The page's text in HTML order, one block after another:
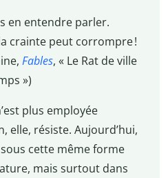
en entendre parler.
crainte peut corrompre !
Fables, « Le Rat de ville
»)
plus employée
elle, résiste. Aujourd’hui,
cette même forme
mais surtout dans